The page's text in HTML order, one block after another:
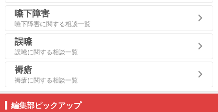
嚥下障害
嚥下障害に関する相談一覧
誤嚥
誤嚥に関する相談一覧
褥瘡
褥瘡に関する相談一覧
編集部ピックアップ